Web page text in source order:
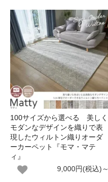
100サイズから選べる 美しく
モダンなデザインを織りで表
現したウィルトン織りオーダ
ーカーペット『モマ・マテ
ィ』
9,000円(税込)～